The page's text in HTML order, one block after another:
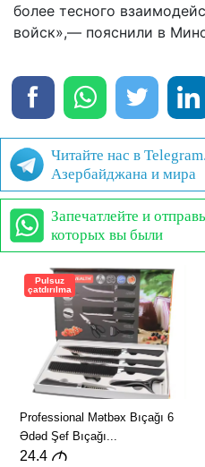
более тесного
войск»,— пояснили в
Читайте нас в
Азербайджана и мира
Запечатлейте и
которых вы были